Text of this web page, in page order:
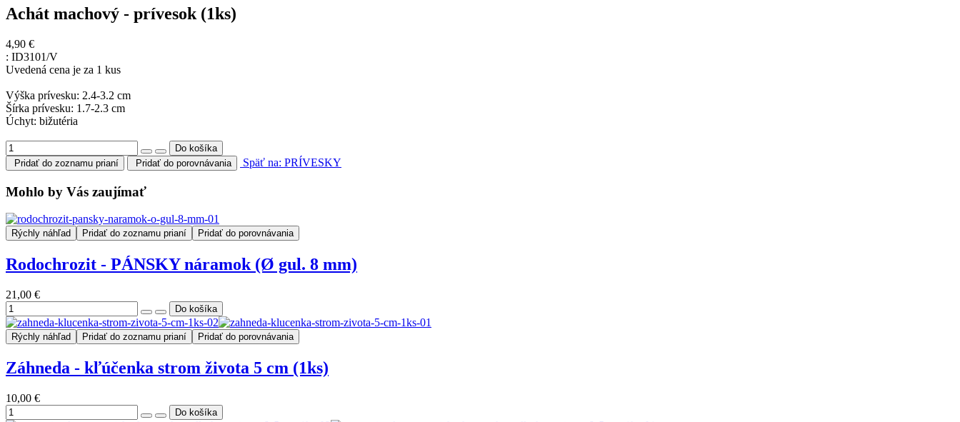
Achát machový - prívesok (1ks)
4,90 €
: ID3101/V
Uvedená cena je za 1 kus
Výška prívesku: 2.4-3.2 cm
Šírka prívesku: 1.7-2.3 cm
Úchyt: bižutéria
Pridať do zoznamu prianí Pridať do porovnávania Späť na: PRÍVESKY
Mohlo by Vás zaujímať
Rýchly náhľad Pridať do zoznamu prianí Pridať do porovnávania
Rodochrozit - PÁNSKY náramok (Ø gul. 8 mm)
21,00 €
Rýchly náhľad Pridať do zoznamu prianí Pridať do porovnávania
Záhneda - kľúčenka strom života 5 cm (1ks)
10,00 €